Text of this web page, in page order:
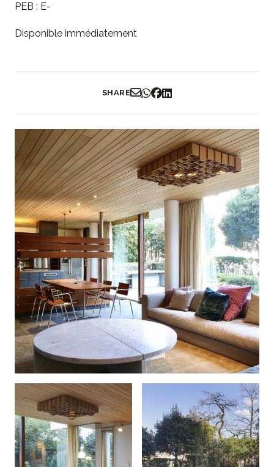
PEB : E-
Disponible immédiatement
SHARE
Partager par Email
Partager sur WhatsApp
Partager sur Facebook
Partager sur LinkedIn